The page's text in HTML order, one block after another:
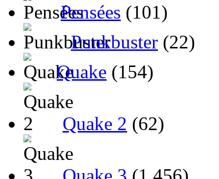
Pensées (101)
Punkbuster (22)
Quake (154)
Quake 2 (62)